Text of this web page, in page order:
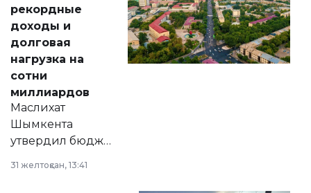
рекордные
доходы и
долговая
нагрузка на
сотни
миллиардов
Маслихат
Шымкента
утвердил бюджет
2028 годы.
31 желтоқсан, 13:41